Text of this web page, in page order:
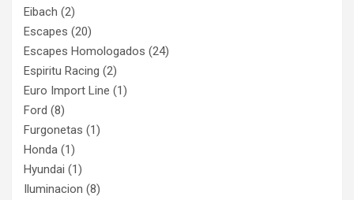
Eibach (2)
Escapes (20)
Escapes Homologados (24)
Espiritu Racing (2)
Euro Import Line (1)
Ford (8)
Furgonetas (1)
Honda (1)
Hyundai (1)
Iluminacion (8)